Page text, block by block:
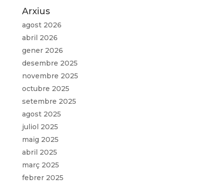
Arxius
agost 2026
abril 2026
gener 2026
desembre 2025
novembre 2025
octubre 2025
setembre 2025
agost 2025
juliol 2025
maig 2025
abril 2025
març 2025
febrer 2025